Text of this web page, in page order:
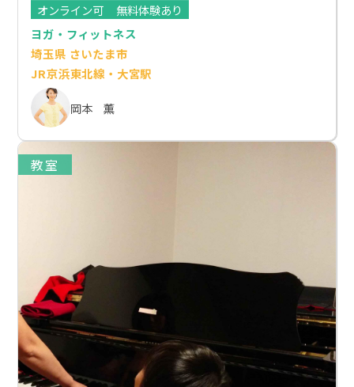
オンライン可
無料体験あり
ヨガ・フィットネス
埼玉県 さいたま市
JR京浜東北線・大宮駅
岡本 薫
教室